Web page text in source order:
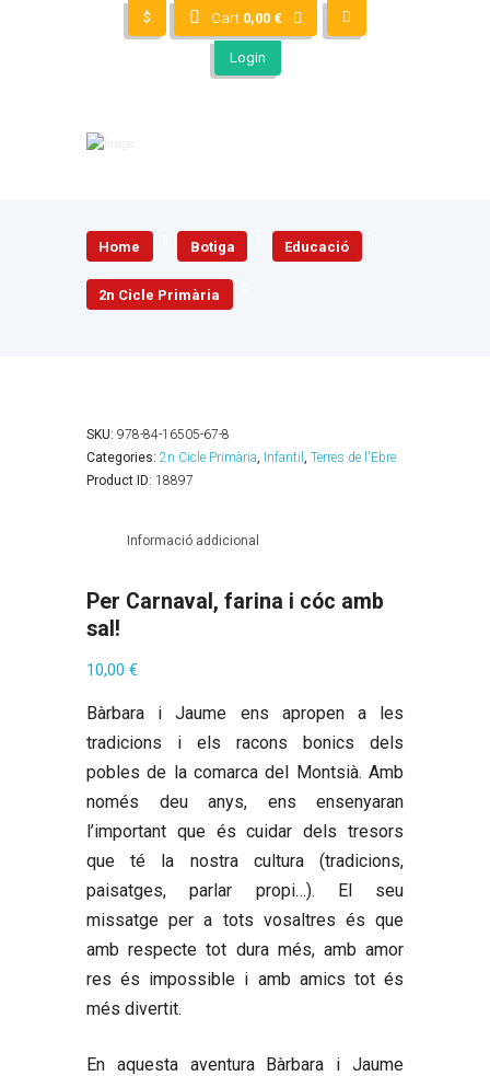
$ Cart 0,00 €
Login
Home Botiga Educació
2n Cicle Primària
SKU: 978-84-16505-67-8
Categories: 2n Cicle Primària, Infantil , Terres de l'Ebre
Product ID: 18897
Informació addicional
Per Carnaval, farina i cóc amb
sal!
10,00 €
Bàrbara i Jaume ens apropen a les
tradicions i els racons bonics dels
pobles de la comarca del Montsià. Amb
només deu anys, ens ensenyaran
l’important que és cuidar dels tresors
que té la nostra cultura (tradicions,
paisatges, parlar propi…). El seu
missatge per a tots vosaltres és que
amb respecte tot dura més, amb amor
res és impossible i amb amics tot és
més divertit.
En aquesta aventura Bàrbara i Jaume